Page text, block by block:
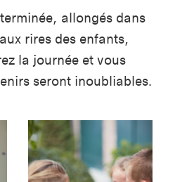
allongés dans
rires des enfants,
la journée et vous
seront inoubliables.